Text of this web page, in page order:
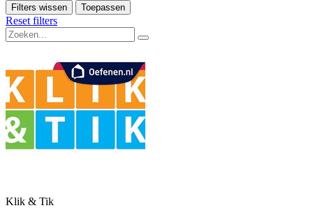
Filters wissen Toepassen
Reset filters
Klik & Tik